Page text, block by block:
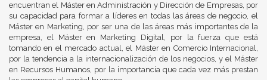
encuentran el Máster en Administración y Dirección de Empresas, por
su capacidad para formar a líderes en todas las áreas de negocio, el
Máster en Marketing, por ser una de las áreas más importantes de la
empresa, el Máster en Marketing Digital, por la fuerza que está
tomando en el mercado actual, el Máster en Comercio Internacional,
por la tendencia a la internacionalización de los negocios, y el Máster
en Recursos Humanos, por la importancia que cada vez más prestan